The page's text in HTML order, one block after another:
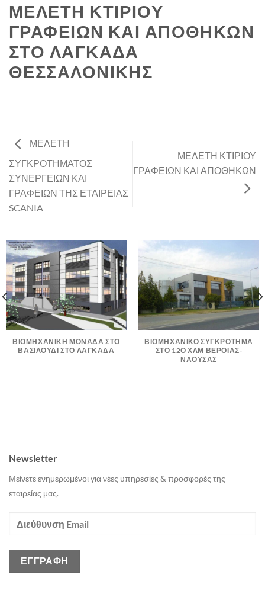
ΜΕΛΕΤΗ ΚΤΙΡΙΟΥ
ΓΡΑΦΕΙΩΝ ΚΑΙ ΑΠΟΘΗΚΩΝ
ΣΤΟ ΛΑΓΚΑΔΑ
ΘΕΣΣΑΛΟΝΙΚΗΣ
ΜΕΛΕΤΗ
ΣΥΓΚΡΟΤΗΜΑΤΟΣ
ΣΥΝΕΡΓΕΙΩΝ ΚΑΙ
ΓΡΑΦΕΙΩΝ ΤΗΣ ΕΤΑΙΡΕΙΑΣ
SCANIA
ΜΕΛΕΤΗ ΚΤΙΡΙΟΥ
ΓΡΑΦΕΙΩΝ ΚΑΙ ΑΠΟΘΗΚΩΝ
ΒΙΟΜΗΧΑΝΙΚΗ ΜΟΝΑΔΑ ΣΤΟ
ΒΑΣΙΛΟΥΔΙ ΣΤΟ ΛΑΓΚΑΔΑ
ΒΙΟΜΗΧΑΝΙΚΟ ΣΥΓΚΡΟΤΗΜΑ
ΣΤΟ 12Ο ΧΛΜ ΒΕΡΟΙΑΣ-
ΝΑΟΥΣΑΣ
Newsletter
Μείνετε ενημερωμένοι για νέες υπηρεσίες & προσφορές της
εταιρείας μας.